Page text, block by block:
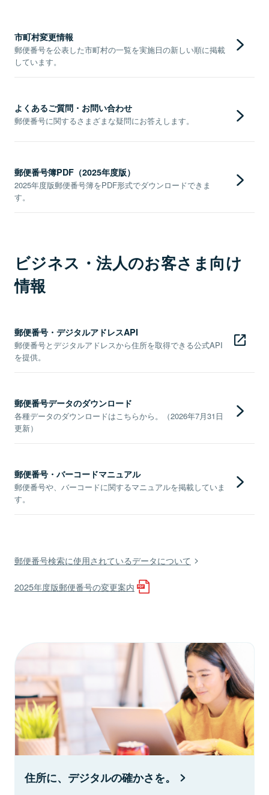
市町村変更情報
郵便番号を公表した市町村の一覧を実施日の新しい順に掲載
しています。
よくあるご質問・お問い合わせ
郵便番号に関するさまざまな疑問にお答えします。
郵便番号簿PDF（2025年度版）
2025年度版郵便番号簿をPDF形式でダウンロードできま
す。
ビジネス・法人のお客さま向け
情報
郵便番号・デジタルアドレスAPI
郵便番号とデジタルアドレスから住所を取得できる公式API
を提供。
郵便番号データのダウンロード
各種データのダウンロードはこちらから。（2026年7月31日
更新）
郵便番号・バーコードマニュアル
郵便番号や、バーコードに関するマニュアルを掲載していま
す。
郵便番号検索に使用されているデータについて
2025年度版郵便番号の変更案内
住所に、デジタルの確かさを。